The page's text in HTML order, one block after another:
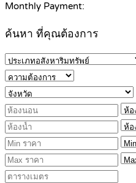
Monthly Payment:
ค้นหา ที่คุณต้องการ